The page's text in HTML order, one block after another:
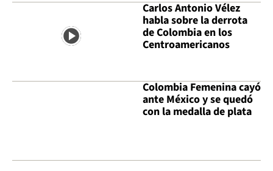
Carlos Antonio Vélez
habla sobre la derrota
de Colombia en los
Centroamericanos
Colombia Femenina cayó
ante México y se quedó
con la medalla de plata